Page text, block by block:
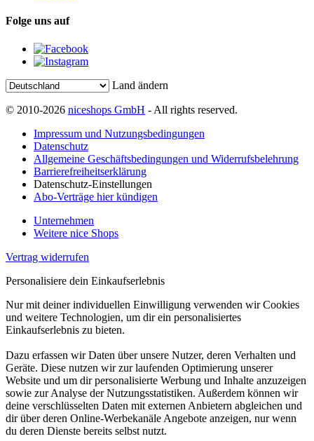
Folge uns auf
Land ändern
© 2010-2026 niceshops GmbH - All rights reserved.
Impressum und Nutzungsbedingungen
Datenschutz
Allgemeine Geschäftsbedingungen und Widerrufsbelehrung
Barrierefreiheitserklärung
Datenschutz-Einstellungen
Abo-Verträge hier kündigen
Unternehmen
Weitere nice Shops
Vertrag widerrufen
Personalisiere dein Einkaufserlebnis
Nur mit deiner individuellen Einwilligung verwenden wir Cookies
und weitere Technologien, um dir ein personalisiertes
Einkaufserlebnis zu bieten.
Dazu erfassen wir Daten über unsere Nutzer, deren Verhalten und
Geräte. Diese nutzen wir zur laufenden Optimierung unserer
Website und um dir personalisierte Werbung und Inhalte anzuzeigen
sowie zur Analyse der Nutzungsstatistiken. Außerdem können wir
deine verschlüsselten Daten mit externen Anbietern abgleichen und
dir über deren Online-Werbekanäle Angebote anzeigen, nur wenn
du deren Dienste bereits selbst nutzt.